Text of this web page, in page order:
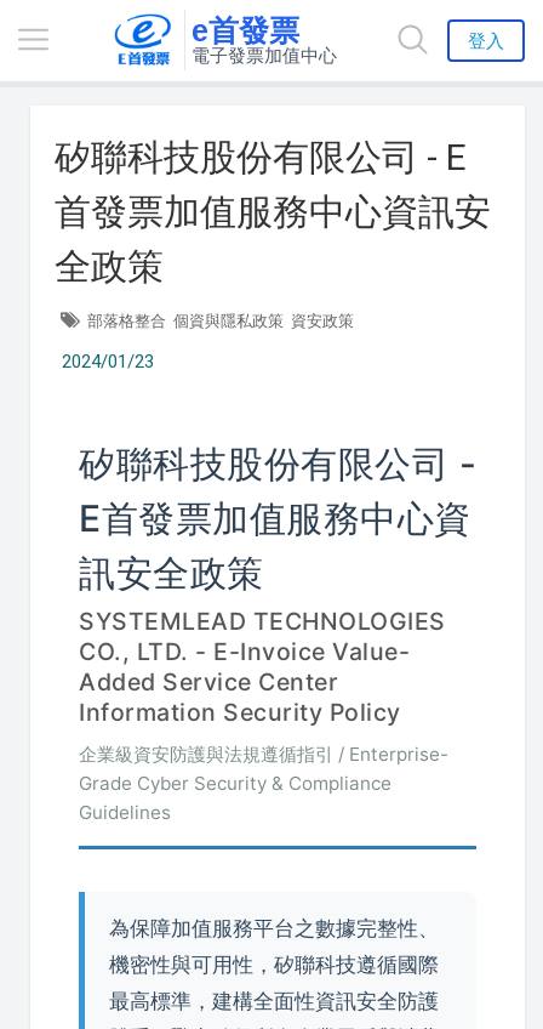
e首發票
電子發票加值中心
登入
矽聯科技股份有限公司 - E
首發票加值服務中心資訊安
全政策
部落格整合 個資與隱私政策 資安政策
2024/01/23
矽聯科技股份有限公司 -
E首發票加值服務中心資
訊安全政策
SYSTEMLEAD TECHNOLOGIES
CO., LTD. - E-Invoice Value-
Added Service Center
Information Security Policy
企業級資安防護與法規遵循指引 / Enterprise-
Grade Cyber Security & Compliance
Guidelines
為保障加值服務平台之數據完整性、
機密性與可用性，矽聯科技遵循國際
最高標準，建構全面性資訊安全防護